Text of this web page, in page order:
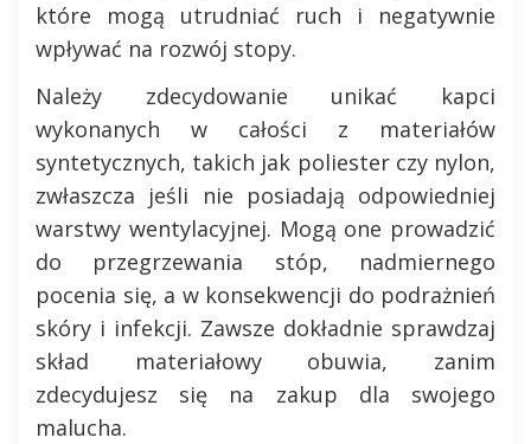
które mogą utrudniać ruch i negatywnie
wpływać na rozwój stopy.
Należy zdecydowanie unikać kapci
wykonanych w całości z materiałów
syntetycznych, takich jak poliester czy nylon,
zwłaszcza jeśli nie posiadają odpowiedniej
warstwy wentylacyjnej. Mogą one prowadzić
do przegrzewania stóp, nadmiernego
pocenia się, a w konsekwencji do podrażnień
skóry i infekcji. Zawsze dokładnie sprawdzaj
skład materiałowy obuwia, zanim
zdecydujesz się na zakup dla swojego
malucha.